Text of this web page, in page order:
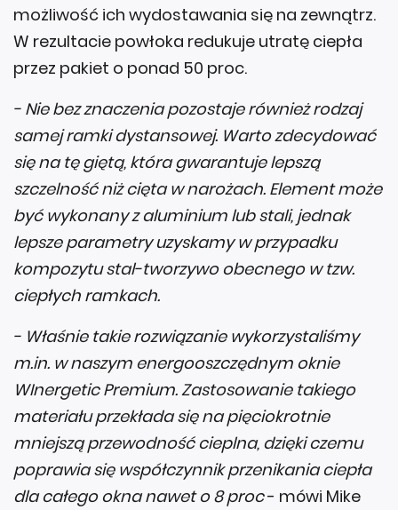
możliwość ich wydostawania się na zewnątrz.
W rezultacie powłoka redukuje utratę ciepła
przez pakiet o ponad 50 proc.
- Nie bez znaczenia pozostaje również rodzaj
samej ramki dystansowej. Warto zdecydować
się na tę giętą, która gwarantuje lepszą
szczelność niż cięta w narożach. Element może
być wykonany z aluminium lub stali, jednak
lepsze parametry uzyskamy w przypadku
kompozytu stal-tworzywo obecnego w tzw.
ciepłych ramkach.
- Właśnie takie rozwiązanie wykorzystaliśmy
m.in. w naszym energooszczędnym oknie
WInergetic Premium. Zastosowanie takiego
materiału przekłada się na pięciokrotnie
mniejszą przewodność cieplna, dzięki czemu
poprawia się współczynnik przenikania ciepła
dla całego okna nawet o 8 proc- mówi Mike